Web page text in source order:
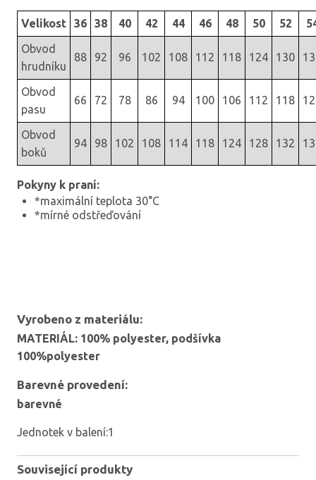
Velikost 36 38 40 42 44 46 48 50 52
Obvod
hrudníku
88 92 96 102 108 112 118 124 130
Obvod
pasu
66 72 78 86 94 100 106 112 118
Obvod
boků
94 98 102 108 114 118 124 128 132
Pokyny k praní:
*maximální teplota 30°C
*mírné odstřeďování
Vyrobeno z materiálu:
MATERIÁL: 100% polyester, podšívka
100%polyester
Barevné provedení:
barevné
Jednotek v balení:1
Související produkty